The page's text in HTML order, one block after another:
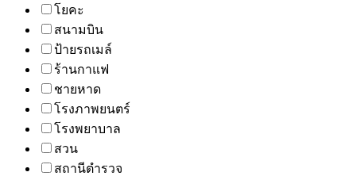
โยคะ
สนามบิน
ป้ายรถเมล์
ร้านกาแฟ
ชายหาด
โรงภาพยนตร์
โรงพยาบาล
สวน
สถานีตำรวจ